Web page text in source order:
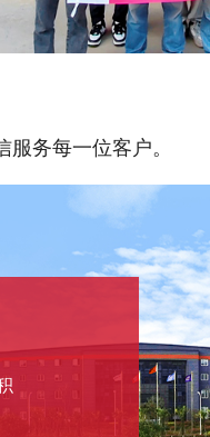
务每一位客户。